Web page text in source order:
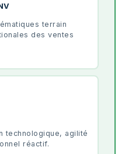
terrain
des ventes
technologique, agilité
réactif.